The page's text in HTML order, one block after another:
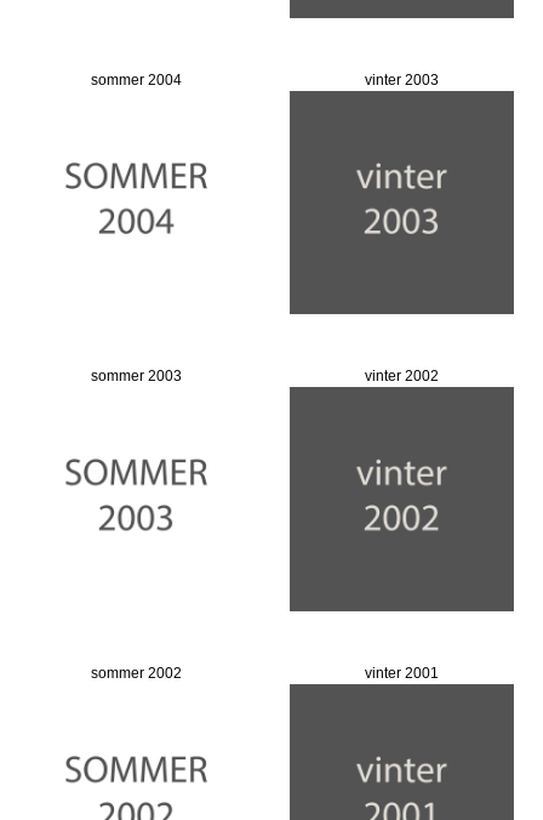
sommer 2004 vinter 2003
sommer 2003 vinter 2002
sommer 2002 vinter 2001